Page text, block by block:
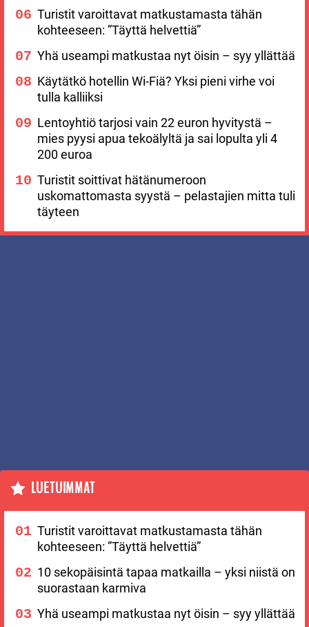
Turistit varoittavat matkustamasta tähän
kohteeseen: ”Täyttä helvettiä”
Yhä useampi matkustaa nyt öisin – syy yllättää
Käytätkö hotellin Wi-Fiä? Yksi pieni virhe voi
tulla kalliiksi
Lentoyhtiö tarjosi vain 22 euron hyvitystä –
mies pyysi apua tekoälyltä ja sai lopulta yli 4
200 euroa
Turistit soittivat hätänumeroon
uskomattomasta syystä – pelastajien mitta tuli
täyteen
LUETUIMMAT
Turistit varoittavat matkustamasta tähän
kohteeseen: ”Täyttä helvettiä”
10 sekopäisintä tapaa matkailla – yksi niistä on
suorastaan karmiva
Yhä useampi matkustaa nyt öisin – syy yllättää